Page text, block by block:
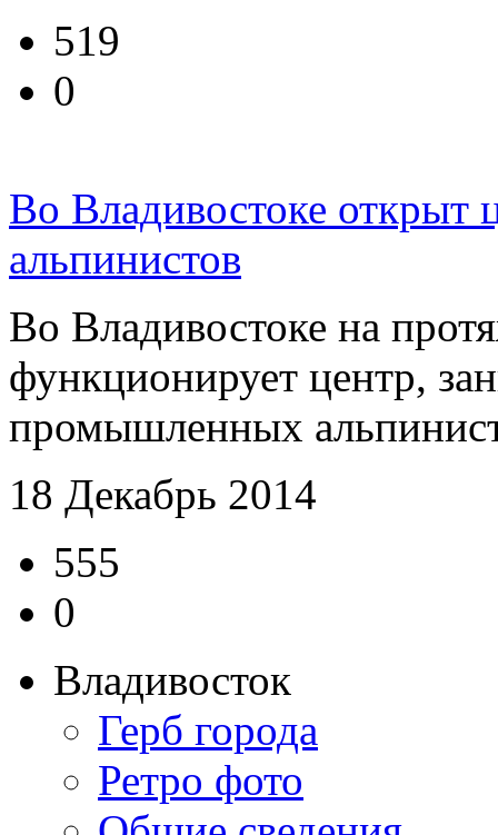
519
0
Во Владивостоке
альпинистов
Во Владивостоке на
функционирует центр,
промышленных
18 Декабрь 2014
555
0
Владивосток
Герб города
Ретро фото